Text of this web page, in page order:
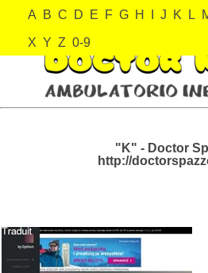
A B C D E F G H J K L
X Y Z 0-9
"K" - Doctor
http://